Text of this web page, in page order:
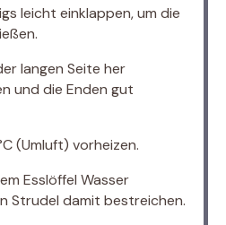
leicht einklappen, um die
langen Seite her
und die Enden gut
(Umluft) vorheizen.
Esslöffel Wasser
Strudel damit bestreichen.